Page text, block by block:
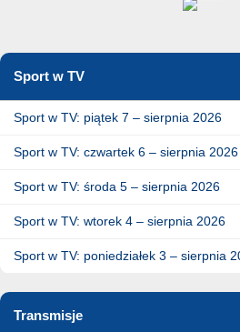
Sport w TV
Sport w TV: piątek 7 – sierpnia 2026
Sport w TV: czwartek 6 – sierpnia 2026
Sport w TV: środa 5 – sierpnia 2026
Sport w TV: wtorek 4 – sierpnia 2026
Sport w TV: poniedziałek 3 – sierpnia
Transmisje